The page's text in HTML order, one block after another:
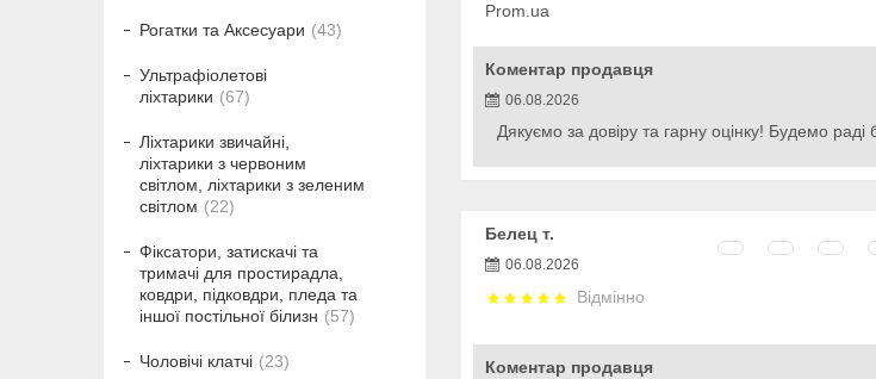
Prom.ua
Коментар продавця
06.08.2026
Дякуємо за довіру та гарну оцінку! Будемо раді
Белец т.
06.08.2026
Відмінно
Коментар продавця
Рогатки та Аксесуари 43
Ультрафіолетові
ліхтарики
67
Ліхтарики звичайні,
ліхтарики з червоним
світлом, ліхтарики з зеленим
світлом
22
Фіксатори, затискачі та
тримачі для простирадла,
ковдри, підковдри, пледа та
іншої постільної білизн
57
Чоловічі клатчі 23